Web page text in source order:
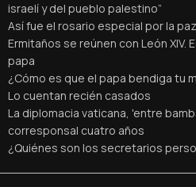
israelí y del pueblo palestino”
Así fue el rosario especial por la
Ermitaños se reúnen con León XIV.
papa
¿Cómo es que el papa bendiga tu
Lo cuentan recién casados
La diplomacia vaticana, 'entre
corresponsal cuatro años
¿Quiénes son los secretarios